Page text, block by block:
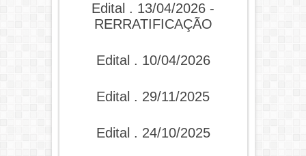
Edital . 13/04/2026 -
RERRATIFICAÇÃO
Edital . 10/04/2026
Edital . 29/11/2025
Edital . 24/10/2025